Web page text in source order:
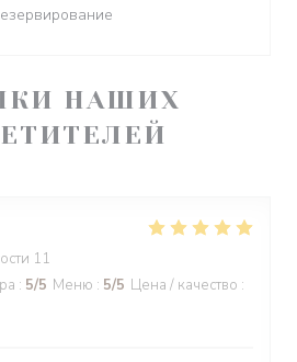
НАШИХ
11
: 5/5 Меню : 5/5 Цена / качество :